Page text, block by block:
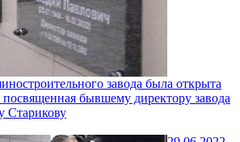
завода была открыта
бывшему директору завода
Старикову